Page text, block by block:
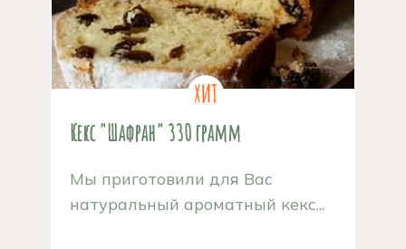
Кекс "Шафран" 330 грамм
Мы приготовили для Вас
натуральный ароматный кекс...